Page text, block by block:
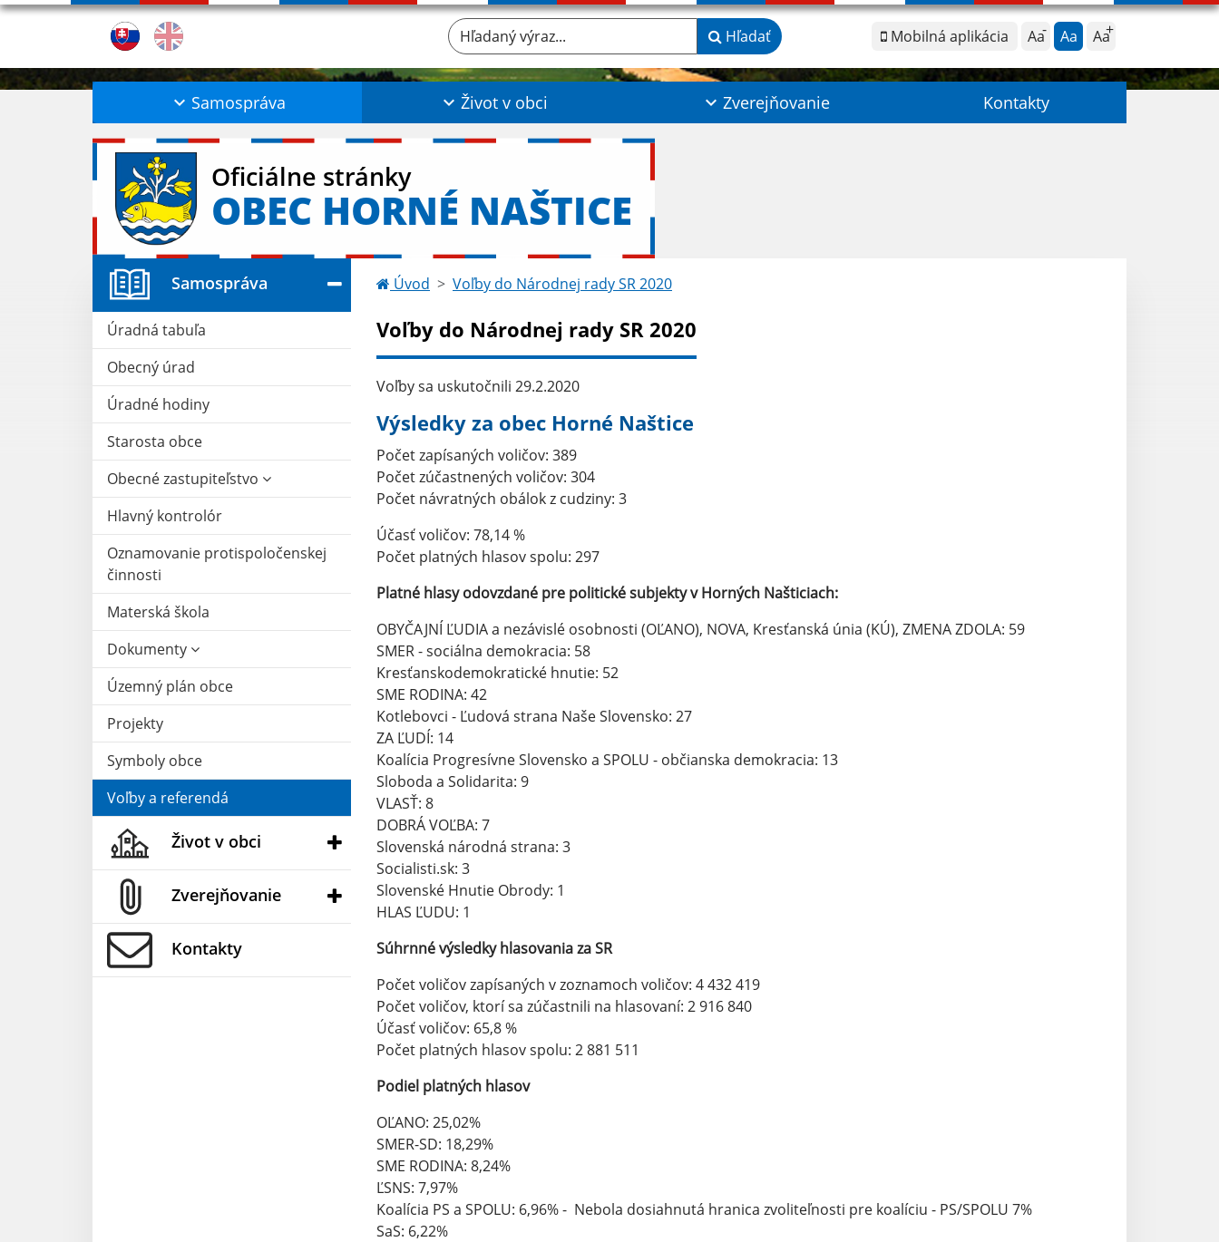
Mobilná aplikácia Aa Aa Aa
Hľadaný výraz... Hľadať
Samospráva Život v obci Zverejňovanie Kontakty
Oficiálne stránky
OBEC HORNÉ NAŠTICE
Samospráva
Úradná tabuľa
Obecný úrad
Úradné hodiny
Starosta obce
Obecné zastupiteľstvo
Hlavný kontrolór
Oznamovanie protispoločenskej
činnosti
Materská škola
Dokumenty
Územný plán obce
Projekty
Symboly obce
Voľby a referendá
Život v obci
Zverejňovanie
Kontakty
Úvod Voľby do Národnej rady SR 2020
Voľby do Národnej rady SR 2020
Voľby sa uskutočnili 29.2.2020
Výsledky za obec Horné Naštice
Počet zapísaných voličov: 389
Počet zúčastnených voličov: 304
Počet návratných obálok z cudziny: 3
Účasť voličov: 78,14 %
Počet platných hlasov spolu: 297
Platné hlasy odovzdané pre politické subjekty v Horných Našticiach:
OBYČAJNÍ ĽUDIA a nezávislé osobnosti (OĽANO), NOVA, Kresťanská únia (KÚ), ZMENA ZDOLA: 59
SMER - sociálna demokracia: 58
Kresťanskodemokratické hnutie: 52
SME RODINA: 42
Kotlebovci - Ľudová strana Naše Slovensko: 27
ZA ĽUDÍ: 14
Koalícia Progresívne Slovensko a SPOLU - občianska demokracia: 13
Sloboda a Solidarita: 9
VLASŤ: 8
DOBRÁ VOĽBA: 7
Slovenská národná strana: 3
Socialisti.sk: 3
Slovenské Hnutie Obrody: 1
HLAS ĽUDU: 1
Súhrnné výsledky hlasovania za SR
Počet voličov zapísaných v zoznamoch voličov: 4 432 419
Počet voličov, ktorí sa zúčastnili na hlasovaní: 2 916 840
Účasť voličov: 65,8 %
Počet platných hlasov spolu: 2 881 511
Podiel platných hlasov
OĽANO: 25,02%
SMER-SD: 18,29%
SME RODINA: 8,24%
ĽSNS: 7,97%
Koalícia PS a SPOLU: 6,96% - Nebola dosiahnutá hranica zvoliteľnosti pre koalíciu - PS/SPOLU 7%
SaS: 6,22%